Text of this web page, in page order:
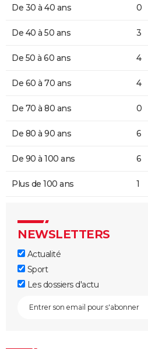
De 30 à 40 ans 0
De 40 à 50 ans 3
De 50 à 60 ans 4
De 60 à 70 ans 4
De 70 à 80 ans 0
De 80 à 90 ans 6
De 90 à 100 ans 6
Plus de 100 ans 1
NEWSLETTERS
Actualité
Sport
Les dossiers d'actu